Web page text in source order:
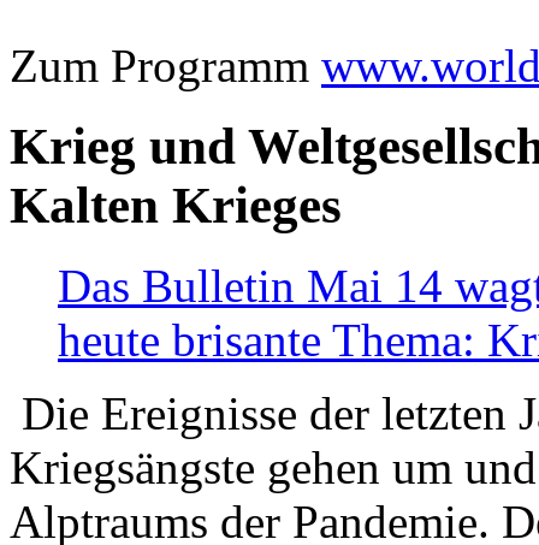
Zum Programm
Krieg und
Kalten Krieges
Das Bulletin Mai 14
heute brisante Thema:
Die Ereignisse der letzten
Kriegsängste gehen um
Alptraums der Pandemie.